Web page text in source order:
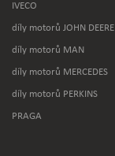
IVECO
díly motorů JOHN DEERE
díly motorů MAN
díly motorů MERCEDES
díly motorů PERKINS
PRAGA